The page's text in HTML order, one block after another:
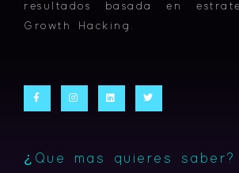
resultados basada en
Growth Hacking.
a
c
e
b
-
f
n
s
t
a
i
n
k
e
w
i
t
t
¿Que mas quieres saber?